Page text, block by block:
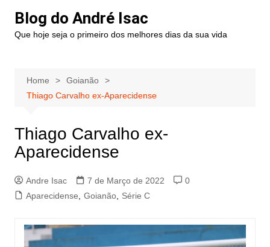
Blog do André Isac
Que hoje seja o primeiro dos melhores dias da sua vida
Home
Goianão
Thiago Carvalho ex-Aparecidense
Thiago Carvalho ex-
Aparecidense
Andre Isac 7 de Março de 2022
0
Aparecidense
Goianão, Série C